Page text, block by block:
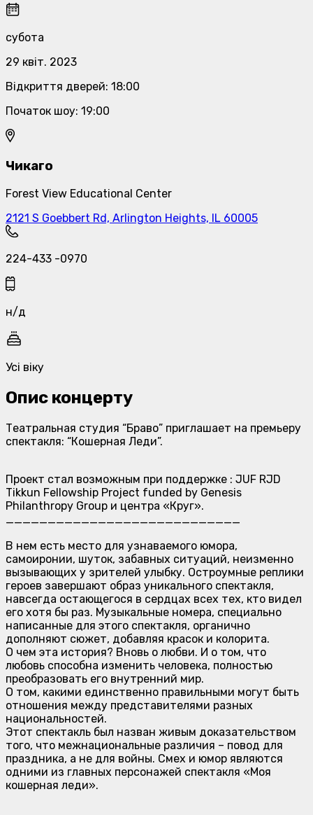
субота
29 квіт. 2023
Відкриття дверей: 18:00
Початок шоу: 19:00
Чикаго
Forest View Educational Center
2121 S Goebbert Rd, Arlington Heights, IL 60005
224-433 -0970
н/д
Усі віку
Опис концерту
Театральная студия “Браво” приглашает на премьеру
спектакля: “Кошерная Леди”.
Проект стал возможным при поддержке : JUF RJD
Tikkun Fellowship Project funded by Genesis
Philanthropy Group и центра «Круг».
____________________________
В нем есть место для узнаваемого юмора,
самоиронии, шуток, забавных ситуаций, неизменно
вызывающих у зрителей улыбку. Остроумные реплики
героев завершают образ уникального спектакля,
навсегда остающегося в сердцах всех тех, кто видел
его хотя бы раз. Музыкальные номера, специально
написанные для этого спектакля, органично
дополняют сюжет, добавляя красок и колорита.
О чем эта история? Вновь о любви. И о том, что
любовь способна изменить человека, полностью
преобразовать его внутренний мир.
О том, какими единственно правильными могут быть
отношения между представителями разных
национальностей.
Этот спектакль был назван живым доказательством
того, что межнациональные различия – повод для
праздника, а не для войны. Смех и юмор являются
одними из главных персонажей спектакля «Моя
кошерная леди».